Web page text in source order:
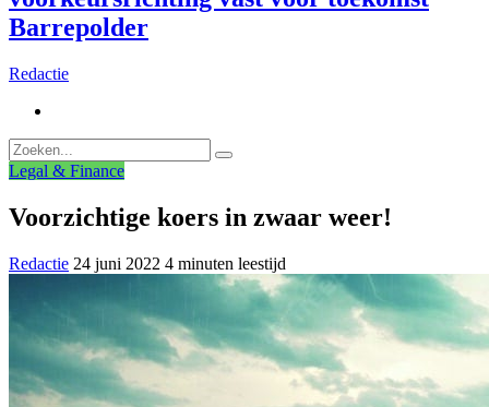
Barrepolder
Redactie
Legal & Finance
Voorzichtige koers in zwaar weer!
Redactie 24 juni 2022 4 minuten leestijd